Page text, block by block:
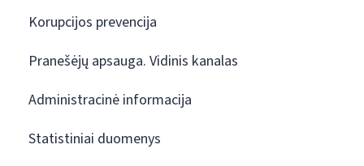
Korupcijos prevencija
Pranešėjų apsauga. Vidinis kanalas
Administracinė informacija
Statistiniai duomenys